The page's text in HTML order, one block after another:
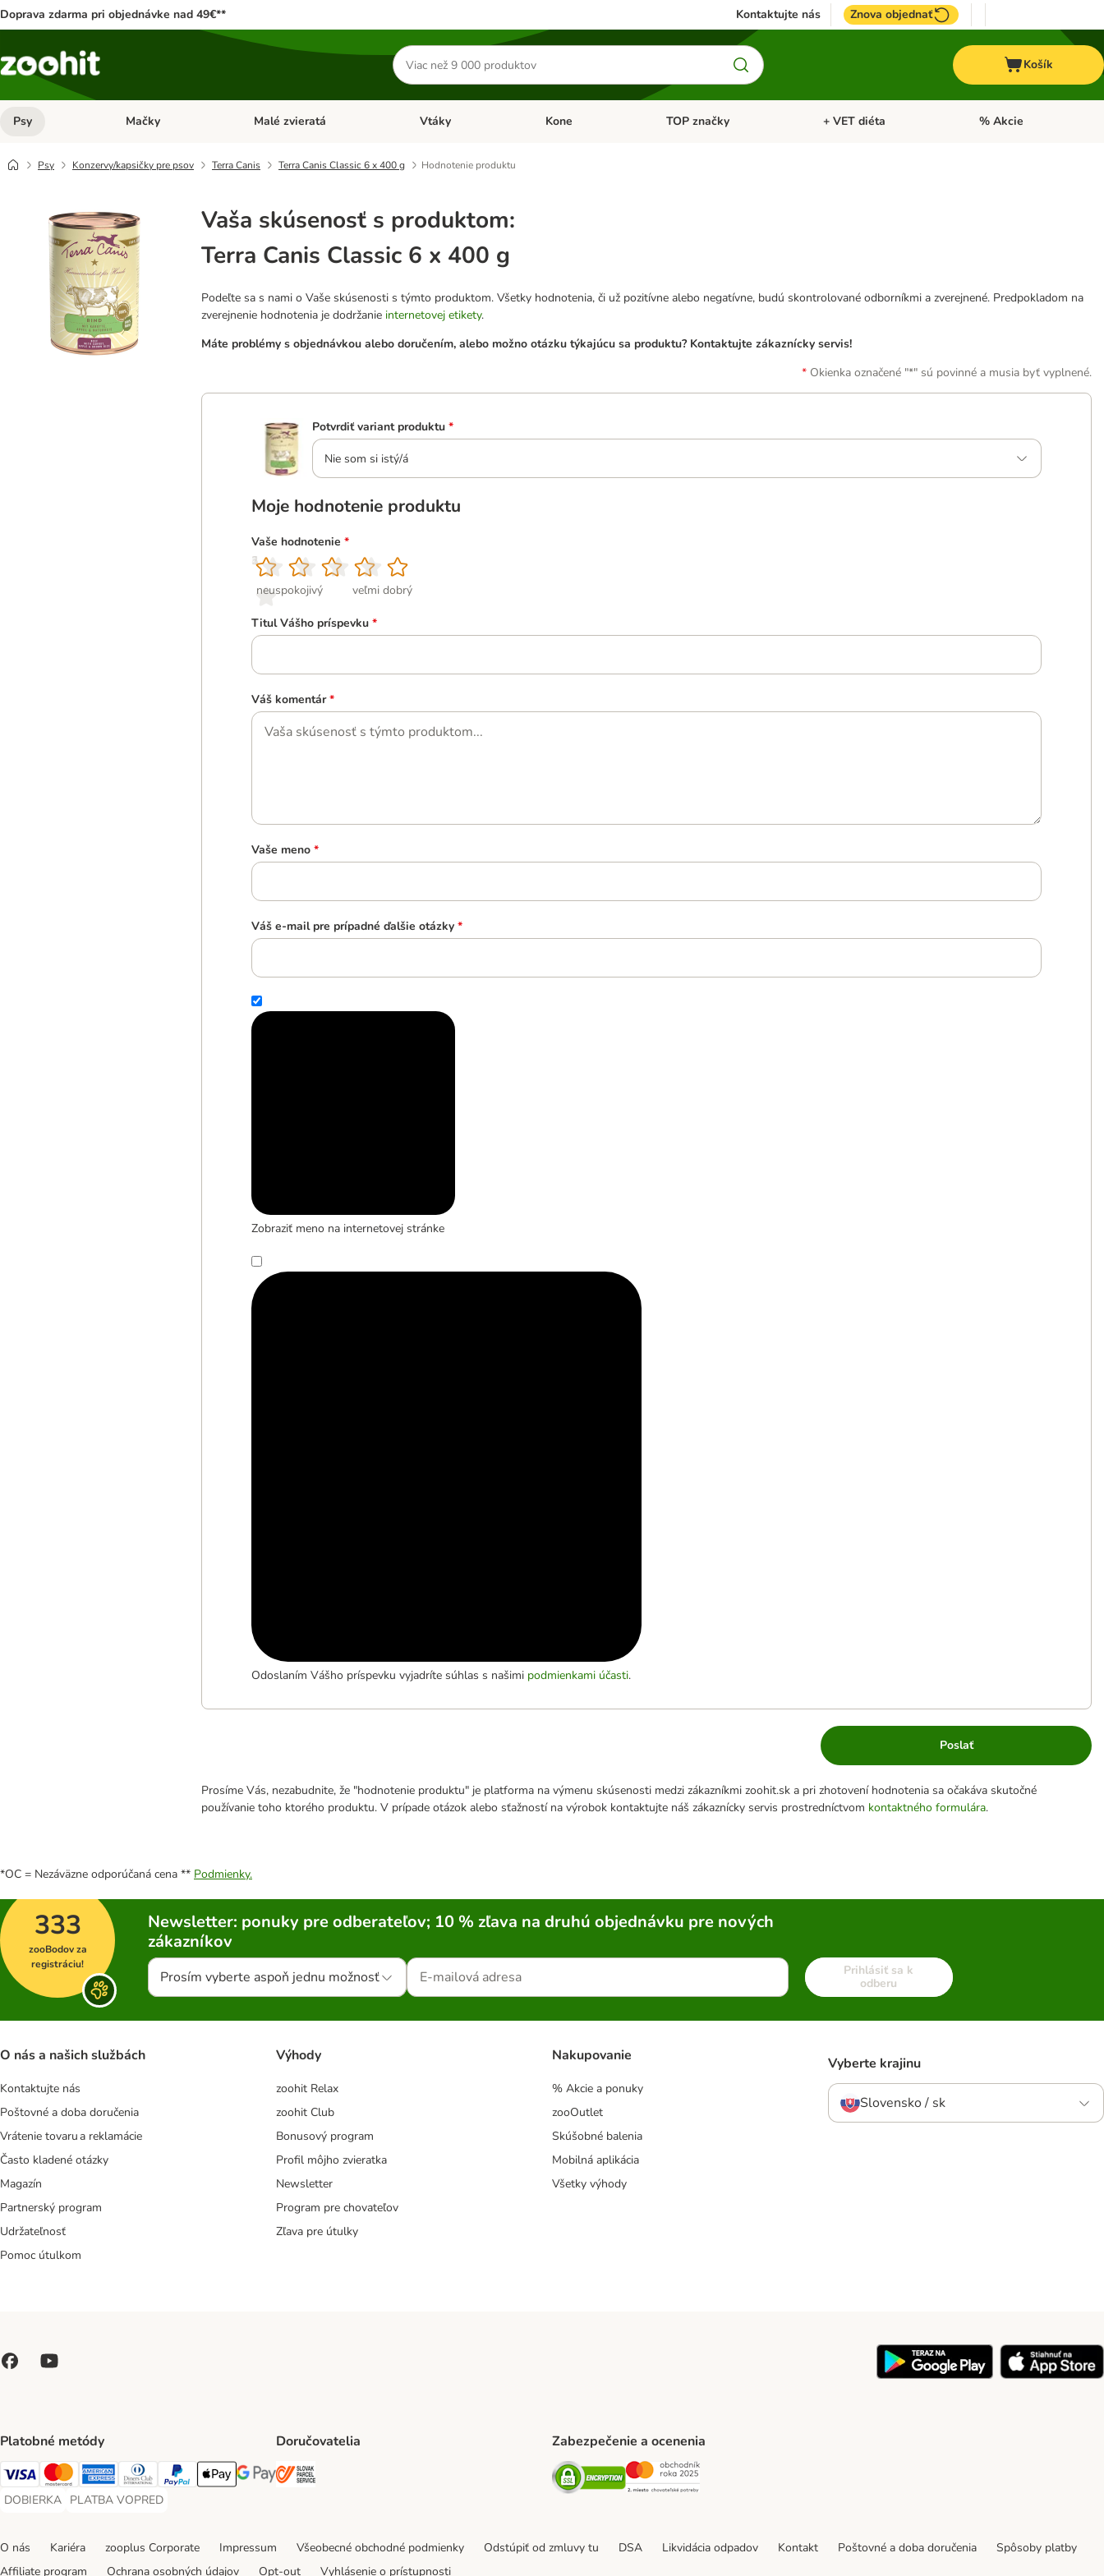
Doprava zdarma pri objednávke nad 49€** Kontaktujte nás Znova objednať
Hľadať
produkty
Košík
Psy Otvoriť menu: Psy
Mačky Otvoriť menu: Mačky
Malé zvieratá Otvoriť menu: Malé zvieratá
Vtáky Otvoriť menu: Vtáky
Kone Otvoriť menu: Kone
TOP značky Otvoriť menu: TOP značky
+ VET diéta Otvoriť menu: + VET diéta
% Akcie
Psy Konzervy/kapsičky pre psov Terra Canis Terra Canis Classic 6 x 400 g Hodnotenie produktu
Vaša skúsenosť s produktom:
Terra Canis Classic 6 x 400 g
Podeľte sa s nami o Vaše skúsenosti s týmto produktom. Všetky hodnotenia, či už pozitívne alebo negatívne, budú skontrolované odborníkmi a zverejnené. Predpokladom na
zverejnenie hodnotenia je dodržanie internetovej etikety.
Máte problémy s objednávkou alebo doručením, alebo možno otázku týkajúcu sa produktu? Kontaktujte zákaznícky servis!
Okienka označené "*" sú povinné a musia byť vyplnené.
Potvrdiť variant produktu *
Nie som si istý/á
Moje hodnotenie produktu
Vaše hodnotenie *
1
neuspokojivý
2
3
4
5
veľmi dobrý
Titul Vášho príspevku *
Váš komentár *
Vaše meno *
Váš e-mail pre prípadné ďalšie otázky *
Zobraziť meno na internetovej stránke
Odoslaním Vášho príspevku vyjadríte súhlas s našimi podmienkami účasti.
Poslať
Prosíme Vás, nezabudnite, že "hodnotenie produktu" je platforma na výmenu skúsenosti medzi zákazníkmi zoohit.sk a pri zhotovení hodnotenia sa očakáva skutočné
používanie toho ktorého produktu. V prípade otázok alebo sťažností na výrobok kontaktujte náš zákaznícky servis prostredníctvom kontaktného formulára.
*OC = Nezáväzne odporúčaná cena ** Podmienky.
333
zooBodov za
registráciu!
Newsletter: ponuky pre odberateľov; 10 % zľava na druhú objednávku pre nových
zákazníkov
Prosím vyberte aspoň jednu možnosť
Prihlásiť sa k
odberu
O nás a našich službách
Kontaktujte nás
Poštovné a doba doručenia
Vrátenie tovaru a reklamácie
Často kladené otázky
Magazín
Partnerský program
Udržateľnosť
Pomoc útulkom
Výhody
zoohit Relax
zoohit Club
Bonusový program
Profil môjho zvieratka
Newsletter
Program pre chovateľov
Zľava pre útulky
Nakupovanie
% Akcie a ponuky
zooOutlet
Skúšobné balenia
Mobilná aplikácia
Všetky výhody
Vyberte krajinu
Slovensko / sk
Platobné metódy
Visa Payment Method
Mastercard Payment Method
American Express Payment Method
Diners Club Payment Method
PayPal Payment Method
Apple Pay Payment Method
Google Pay Payment Method
DOBIERKA
DOBIERKA Payment Method
PLATBA VOPRED
PLATBA VOPRED Payment Method
Doručovatelia Zabezpečenie a ocenenia
Security Security
O nás Kariéra zooplus Corporate Impressum Všeobecné obchodné podmienky Odstúpiť od zmluvy tu DSA Likvidácia odpadov Kontakt Poštovné a doba doručenia
Spôsoby platby
Affiliate program
Ochrana osobných údajov Opt-out Vyhlásenie o prístupnosti